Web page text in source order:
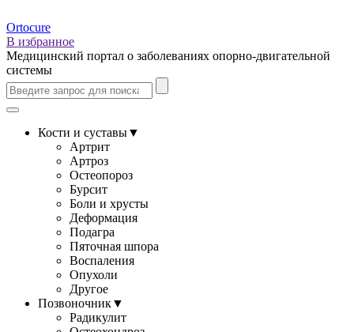
Ortocure
В избранное
Медицинский портал о заболеваниях опорно-двигательной
системы
Кости и суставы▼
Артрит
Артроз
Остеопороз
Бурсит
Боли и хрусты
Деформация
Подагра
Пяточная шпора
Воспаления
Опухоли
Другое
Позвоночник▼
Радикулит